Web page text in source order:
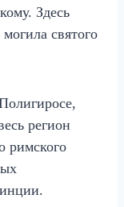
Здесь
святого
регион
римского